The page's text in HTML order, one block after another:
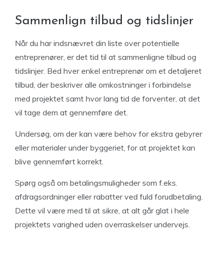
Sammenlign tilbud og tidslinjer
Når du har indsnævret din liste over potentielle
entreprenører, er det tid til at sammenligne tilbud og
tidslinjer. Bed hver enkel entreprenør om et detaljeret
tilbud, der beskriver alle omkostninger i forbindelse
med projektet samt hvor lang tid de forventer, at det
vil tage dem at gennemføre det.
Undersøg, om der kan være behov for ekstra gebyrer
eller materialer under byggeriet, for at projektet kan
blive gennemført korrekt.
Spørg også om betalingsmuligheder som f.eks.
afdragsordninger eller rabatter ved fuld forudbetaling.
Dette vil være med til at sikre, at alt går glat i hele
projektets varighed uden overraskelser undervejs.